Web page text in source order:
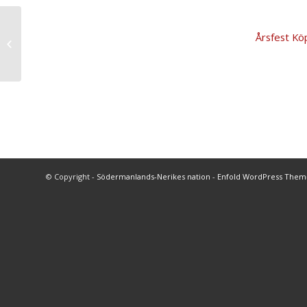
Årsfest
© Copyright - Södermanlands-Nerikes nation - Enfold WordPress